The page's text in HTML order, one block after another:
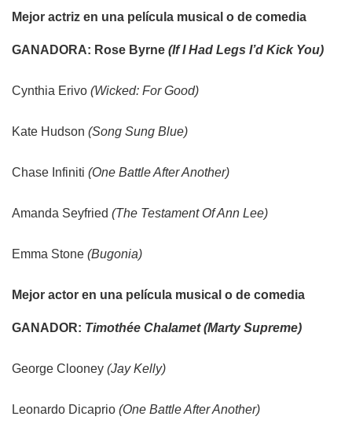
Mejor actriz en una película musical o de comedia
GANADORA: Rose Byrne (If I Had Legs I’d Kick You)
Cynthia Erivo (Wicked: For Good)
Kate Hudson (Song Sung Blue)
Chase Infiniti (One Battle After Another)
Amanda Seyfried (The Testament Of Ann Lee)
Emma Stone (Bugonia)
Mejor actor en una película musical o de comedia
GANADOR: Timothée Chalamet (Marty Supreme)
George Clooney (Jay Kelly)
Leonardo Dicaprio (One Battle After Another)